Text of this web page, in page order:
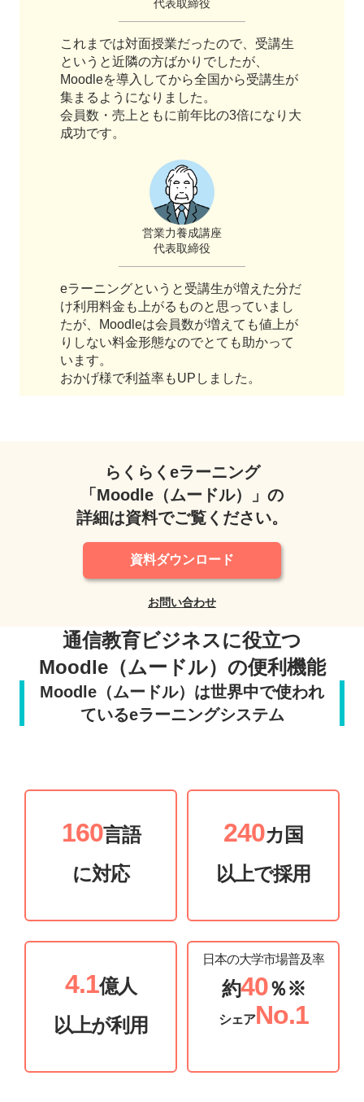
代表取締役
これまでは対面授業だったので、受講生
というと近隣の方ばかりでしたが、
Moodleを導入してから全国から受講生が
集まるようになりました。
会員数・売上ともに前年比の3倍になり大
成功です。
営業力養成講座
代表取締役
eラーニングというと受講生が増えた分だ
け利用料金も上がるものと思っていまし
たが、Moodleは会員数が増えても値上が
りしない料金形態なのでとても助かって
います。
おかげ様で利益率もUPしました。
らくらくeラーニング
「Moodle（ムードル）」の
詳細は資料でご覧ください。
資料ダウンロード
お問い合わせ
通信教育ビジネスに役立つ
Moodle（ムードル）の便利機能
Moodle（ムードル）は世界中で使われ
ているeラーニングシステム
160言語
に対応
240カ国
以上で採用
4.1億人
以上が利用
日本の大学市場普及率
約40％※
シェアNo.1